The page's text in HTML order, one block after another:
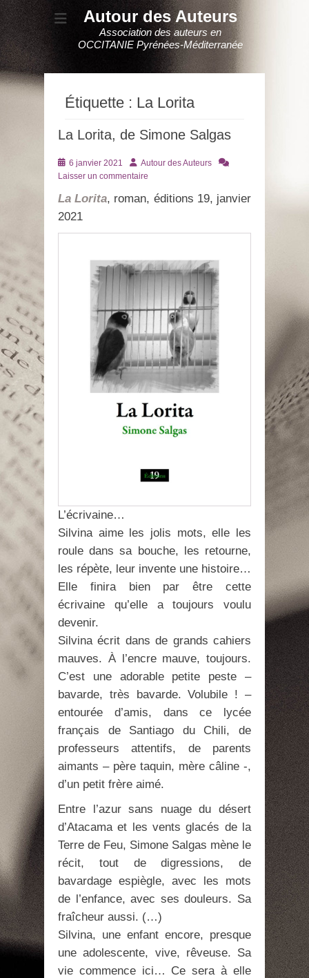
Autour des Auteurs
Association des auteurs en
OCCITANIE Pyrénées-Méditerranée
Étiquette : La Lorita
La Lorita, de Simone Salgas
Posté
le
6 janvier 2021 AuteurAutour des Auteurs
Laisser un commentaire
La Lorita, roman, éditions 19, janvier
2021
L’écrivaine…
Silvina aime les jolis mots, elle les
roule dans sa bouche, les retourne,
les répète, leur invente une histoire…
Elle finira bien par être cette
écrivaine qu’elle a toujours voulu
devenir.
Silvina écrit dans de grands cahiers
mauves. À l’encre mauve, toujours.
C’est une adorable petite peste –
bavarde, très bavarde. Volubile ! –
entourée d’amis, dans ce lycée
français de Santiago du Chili, de
professeurs attentifs, de parents
aimants – père taquin, mère câline -,
d’un petit frère aimé.
Entre l’azur sans nuage du désert
d’Atacama et les vents glacés de la
Terre de Feu, Simone Salgas mène le
récit, tout de digressions, de
bavardage espiègle, avec les mots
de l’enfance, avec ses douleurs. Sa
fraîcheur aussi. (…)
Silvina, une enfant encore, presque
une adolescente, vive, rêveuse. Sa
vie commence ici… Ce sera à elle